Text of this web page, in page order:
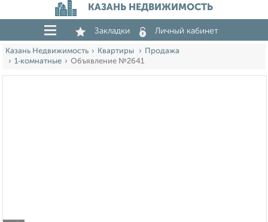
КАЗАНЬ НЕДВИЖИМОСТЬ
Закладки Личный кабинет
Казань Недвижимость Квартиры
Продажа
1‑комнатные
Объявление №2641